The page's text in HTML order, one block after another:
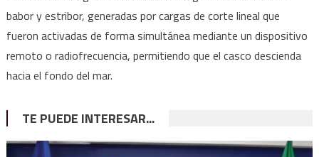
babor y estribor, generadas por cargas de corte lineal que
fueron activadas de forma simultánea mediante un dispositivo
remoto o radiofrecuencia, permitiendo que el casco descienda
hacia el fondo del mar.
TE PUEDE INTERESAR...